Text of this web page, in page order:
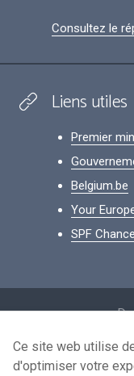
Consultez le
Liens utiles
Premier
Belgium.be
Your
SPF
Ce site web utilise
d'optimiser votre